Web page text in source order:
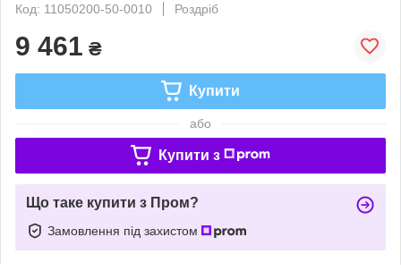
Код: 11050200-50-0010
Роздріб
9 461 ₴
Купити
або
Купити з
Що таке купити з Пром?
Замовлення під захистом